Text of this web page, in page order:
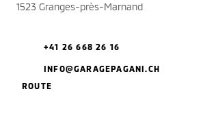
1523 Granges-près-Marnand
+41 26 668 26 16
INFO@GARAGEPAGANI.CH
ROUTE